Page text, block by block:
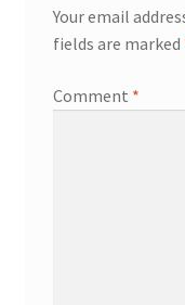
Your email
fields are marked
Comment *